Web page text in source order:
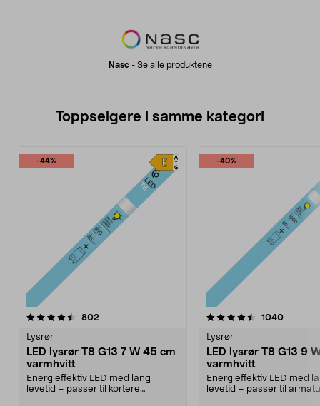
Nasc- Se alle produktene
Toppselgere i samme kategori
-44%
802
Lysrør
LED lysrør T8 G13 7 W 45 cm
varmhvitt
Energieffektiv LED med lang
levetid – passer til kortere
-40%
4.5 av 5 stjerner 1040
Lysrør
LED lysrør T8 G13 9
varmhvitt
Energieffektiv LED med
levetid – passer til
4.5 av 5 stjerner